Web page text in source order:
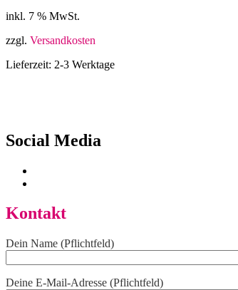
inkl. 7 % MwSt.
zzgl. Versandkosten
Lieferzeit: 2-3 Werktage
Social Media
Kontakt
Dein Name (Pflichtfeld)
Deine E-Mail-Adresse (Pflichtfeld)